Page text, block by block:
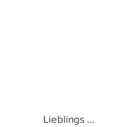
Lieblings ...